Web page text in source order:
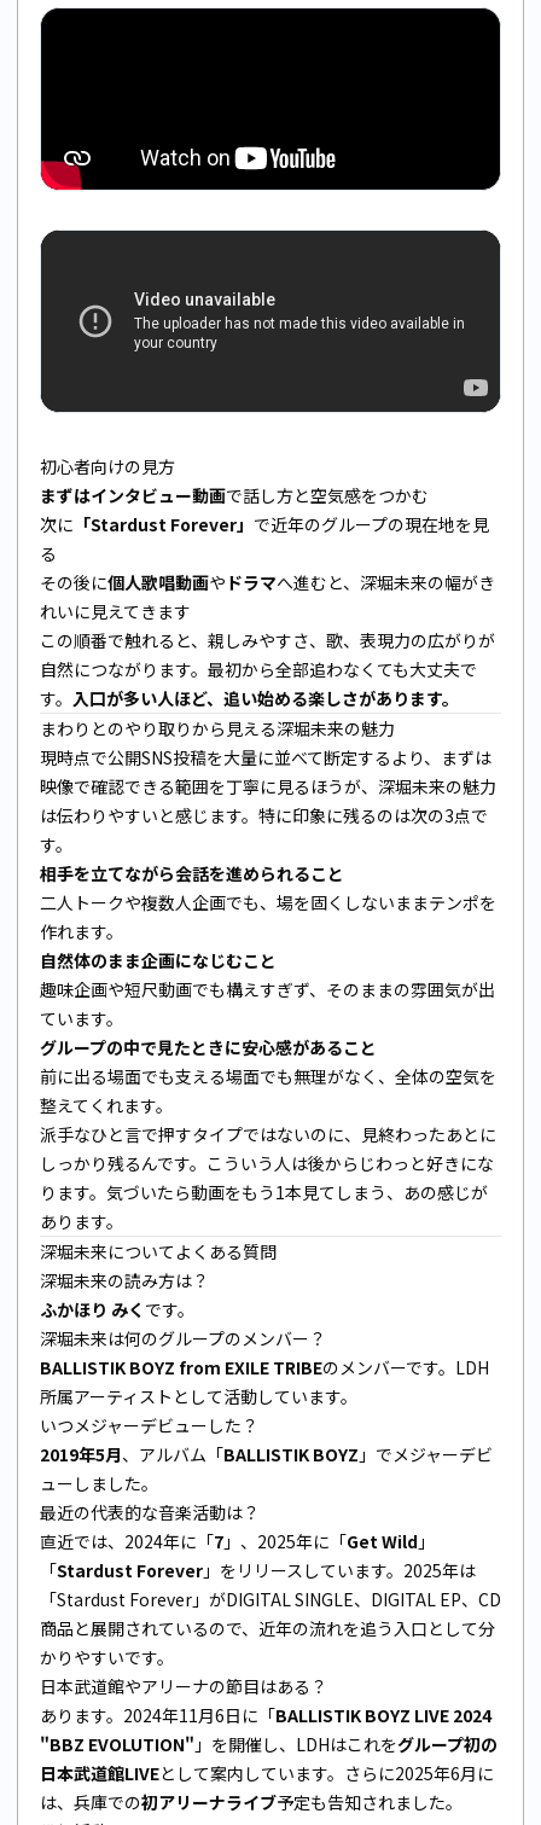
初心者向けの見方
まずはインタビュー動画で話し方と空気感をつかむ
次に 「Stardust Forever」 で近年のグループの現在地を見
る
その後に個人歌唱動画や ドラマへ進むと、深堀未来の幅がき
れいに見えてきます
この順番で触れると、親しみやすさ、歌、表現力の広がりが
自然につながります。最初から全部追わなくても大丈夫で
す。 入口が多い人ほど、追い始める楽しさがあります。
まわりとのやり取りから見える深堀未来の魅力
現時点で公開SNS投稿を大量に並べて断定するより、まずは
映像で確認できる範囲を丁寧に見るほうが、深堀未来の魅力
は伝わりやすいと感じます。特に印象に残るのは次の3点で
す。
相手を立てながら会話を進められること
二人トークや複数人企画でも、場を固くしないままテンポを
作れます。
自然体のまま企画になじむこと
趣味企画や短尺動画でも構えすぎず、そのままの雰囲気が出
ています。
グループの中で見たときに安心感があること
前に出る場面でも支える場面でも無理がなく、全体の空気を
整えてくれます。
派手なひと言で押すタイプではないのに、見終わったあとに
しっかり残るんです。こういう人は後からじわっと好きにな
ります。気づいたら動画をもう1本見てしまう、あの感じが
あります。
深堀未来についてよくある質問
深堀未来の読み方は？
ふかほり みく です。
深堀未来は何のグループのメンバー？
BALLISTIK BOYZ from EXILE TRIBEのメンバーです。LDH
所属アーティストとして活動しています。
いつメジャーデビューした？
2019年5月、アルバム「BALLISTIK BOYZ 」でメジャーデビ
ューしました。
最近の代表的な音楽活動は？
直近では、2024年に「7 」、2025年に「Get Wild 」
「Stardust Forever 」をリリースしています。2025年は
「Stardust Forever」がDIGITAL SINGLE、DIGITAL EP、CD
商品と展開されているので、近年の流れを追う入口として分
かりやすいです。
日本武道館やアリーナの節目はある？
あります。2024年11月6日に「BALLISTIK BOYZ LIVE 2024
"BBZ EVOLUTION" 」を開催し、LDHはこれをグループ初の
日本武道館LIVEとして案内しています。さらに2025年6月に
は、兵庫での初アリーナライブ予定も告知されました。